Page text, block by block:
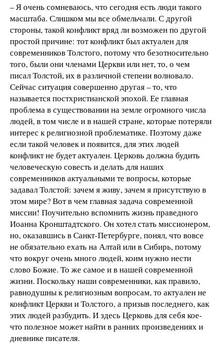
– Я очень сомневаюсь, что сегодня есть люди такого
масштаба. Слишком мы все обмельчали. С другой
стороны, такой конфликт вряд ли возможен по другой
простой причине: тот конфликт был актуален для
современников Толстого, потому что безотносительно
того, были они членами Церкви или нет, то, о чем
писал Толстой, их в различной степени волновало.
Сейчас ситуация совершенно другая – то, что
называется постхристианской эпохой. Ее главная
проблема в существовании на земле огромного числа
людей, в том числе и в нашей стране, которые потеряли
интерес к религиозной проблематике. Поэтому даже
если такой человек и появится, для этих людей
конфликт не будет актуален. Церковь должна будить
человеческую совесть и делать для наших
современников актуальными те вопросы, которые
задавал Толстой: зачем я живу, зачем я присутствую в
этом мире? Вот в чем главная задача современной
миссии! Поучительно вспомнить жизнь праведного
Иоанна Кронштадтского. Он хотел стать миссионером,
но, оказавшись в Санкт-Петербурге, понял, что вовсе
не обязательно ехать на Алтай или в Сибирь, потому
что вокруг очень много людей, коим нужно нести
слово Божие. То же самое и в нашей современной
жизни. Поскольку наши современники, как правило,
равнодушны к религиозным вопросам, то актуален не
конфликт Церкви и Толстого, а призыв последнего, как
этих людей разбудить. И здесь Церковь для себя кое-
что полезное может найти в ранних произведениях и
дневнике писателя.